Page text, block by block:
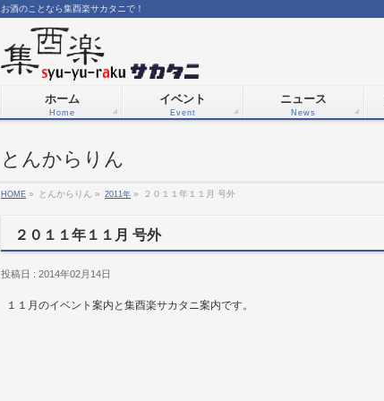
お酒のことなら集酉楽サカタニで！
ホーム
Home
イベント
Event
ニュース
News
とんからりん
HOME » とんからりん » 2011年 » ２０１１年１１月 号外
２０１１年１１月 号外
投稿日 : 2014年02月14日
１１月のイベント案内と集酉楽サカタニ案内です。